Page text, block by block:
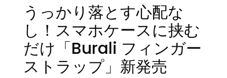
うっかり落とす心配な
し！スマホケースに挟む
だけ「Burali フィンガー
ストラップ」新発売